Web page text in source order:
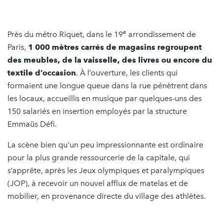
Près du métro Riquet, dans le 19e arrondissement de
Paris, 1 000 mètres carrés de magasins regroupent
des meubles, de la vaisselle, des livres ou encore du
textile d’occasion. À l’ouverture, les clients qui
formaient une longue queue dans la rue pénètrent dans
les locaux, accueillis en musique par quelques-uns des
150 salariés en insertion employés par la structure
Emmaüs Défi.
La scène bien qu'un peu impressionnante est ordinaire
pour la plus grande ressourcerie de la capitale, qui
s’apprête, après les Jeux olympiques et paralympiques
(JOP), à recevoir un nouvel afflux de matelas et de
mobilier, en provenance directe du village des athlètes.